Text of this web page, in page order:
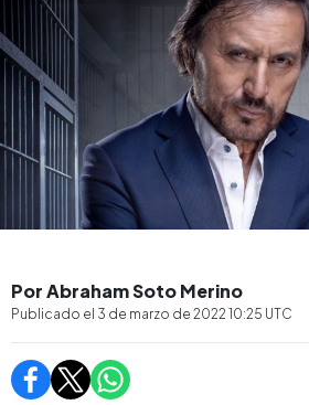
Por Abraham Soto Merino
Publicado el 3 de marzo de 2022 10:25 UTC